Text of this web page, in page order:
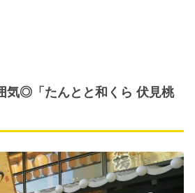
気◎「たんとと和くら 伏見桃